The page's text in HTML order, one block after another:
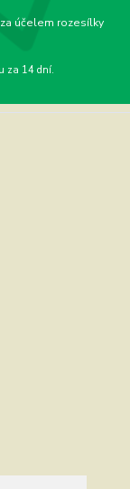
za účelem rozesílky
za 14 dní.